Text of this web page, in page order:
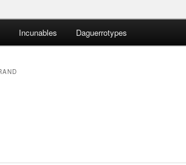
Incunables Daguerrotypes